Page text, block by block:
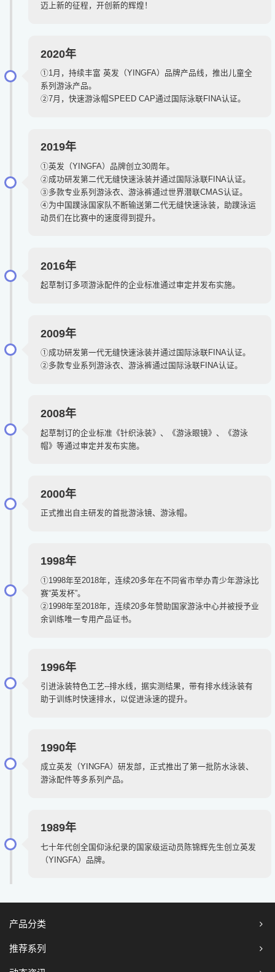
迈上新的征程，开创新的辉煌！
2020年
①1月，持续丰富 英发（YINGFA）品牌产品线，推出儿童全
系列游泳产品。
②7月，快速游泳帽SPEED CAP通过国际泳联FINA认证。
2019年
①英发（YINGFA）品牌创立30周年。
②成功研发第二代无缝快速泳装并通过国际泳联FINA认证。
③多款专业系列游泳衣、游泳裤通过世界潜联CMAS认证。
④为中国蹼泳国家队不断输送第二代无缝快速泳装，助蹼泳运
动员们在比赛中的速度得到提升。
2016年
起草制订多项游泳配件的企业标准通过审定并发布实施。
2009年
①成功研发第一代无缝快速泳装并通过国际泳联FINA认证。
②多款专业系列游泳衣、游泳裤通过国际泳联FINA认证。
2008年
起草制订的企业标准《针织泳装》、《游泳眼镜》、《游泳
帽》等通过审定并发布实施。
2000年
正式推出自主研发的首批游泳镜、游泳帽。
1998年
①1998年至2018年，连续20多年在不同省市举办青少年游泳比
赛“英发杯”。
②1998年至2018年，连续20多年赞助国家游泳中心并被授予业
余训练唯一专用产品证书。
1996年
引进泳装特色工艺--排水线，据实测结果，带有排水线泳装有
助于训练时快速排水，以促进泳速的提升。
1990年
成立英发（YINGFA）研发部，正式推出了第一批防水泳装、
游泳配件等多系列产品。
1989年
七十年代创全国仰泳纪录的国家级运动员陈锦辉先生创立英发
（YINGFA）品牌。
产品分类
推荐系列